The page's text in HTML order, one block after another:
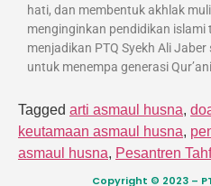
hati, dan membentuk akhlak
menginginkan pendidikan
menjadikan PTQ Syekh Ali
untuk menempa generasi
Tagged arti asmaul husna,
keutamaan asmaul husna,
asmaul husna, Pesantren
Copyright © 2023 –